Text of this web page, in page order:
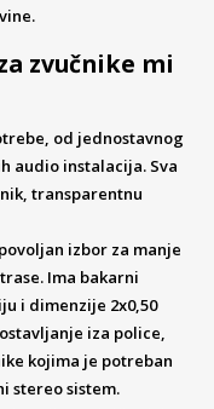
zvučnike mi
od jednostavnog
audio instalacija. Sva
transparentnu
izbor za manje
Ima bakarni
i dimenzije 2x0,50
iza police,
kojima je potreban
stereo sistem.